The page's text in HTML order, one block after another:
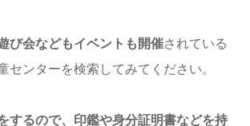
び会などもイベントも開催されている
センターを検索してみてください。
するので、印鑑や身分証明書などを持